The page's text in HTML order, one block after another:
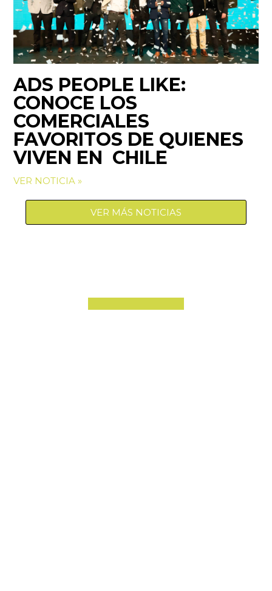
ADS PEOPLE LIKE:
CONOCE LOS
COMERCIALES
FAVORITOS DE QUIENES
VIVEN EN CHILE
VER NOTICIA »
VER MÁS NOTICIAS